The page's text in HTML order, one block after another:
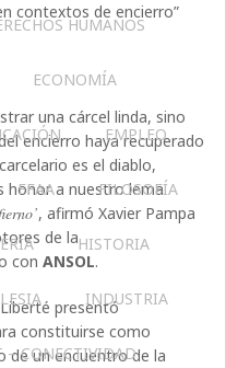
HUMANOS
ECONOMÍA
EMPLEO
FFAA FILOSOFÍA
HISTORIA
INDUSTRIA
– CONECTIVIDAD
contextos de encierro”
una cárcel linda, sino
encierro haya recuperado
es el diablo,
honor a nuestro lema
, afirmó Xavier Pampa
de la
conANSOL.
presentó
constituirse como
de un encuentro de la